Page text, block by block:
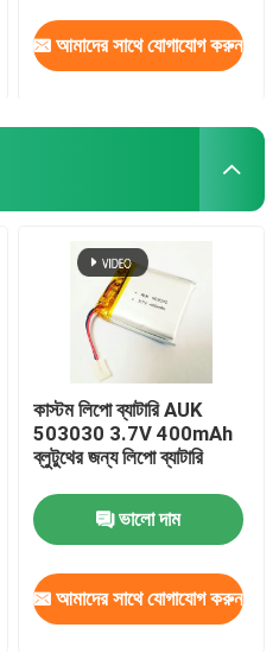
আমাদের সাথে যোগাযোগ করুন
কাস্টম লিপো ব্যাটারি AUK
503030 3.7V 400mAh
ব্লুটুথের জন্য লিপো ব্যাটারি
ভালো দাম
আমাদের সাথে যোগাযোগ করুন